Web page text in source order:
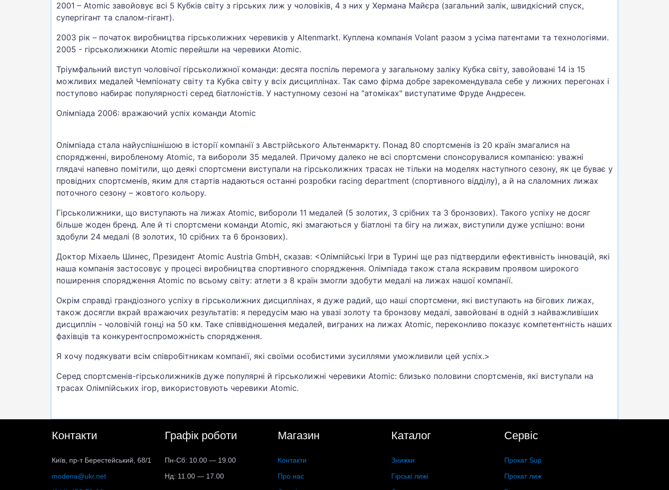
2001 – Atomic завойовує всі 5 Кубків світу з гірських лиж у чоловіків, 4 з них у Хермана Майєра (загальний залік, швидкісний спуск,
супергігант та слалом-гігант).
2003 рік – початок виробництва гірськолижних черевиків у Altenmarkt. Куплена компанія Volant разом з усіма патентами та технологіями.
2005 - гірськолижники Atomic перейшли на черевики Atomic.
Тріумфальний виступ чоловічої гірськолижної команди: десята поспіль перемога у загальному заліку Кубка світу, завойовані 14 із 15
можливих медалей Чемпіонату світу та Кубка світу у всіх дисциплінах. Так само фірма добре зарекомендувала себе у лижних перегонах і
поступово набирає популярності серед біатлоністів. У наступному сезоні на "атоміках" виступатиме Фруде Андресен.
Олімпіада 2006: вражаючий успіх команди Atomic
Олімпіада стала найуспішнішою в історії компанії з Австрійського Альтенмаркту. Понад 80 спортсменів із 20 країн змагалися на
спорядженні, виробленому Atomic, та вибороли 35 медалей. Причому далеко не всі спортсмени спонсорувалися компанією: уважні
глядачі напевно помітили, що деякі спортсмени виступали на гірськолижних трасах не тільки на моделях наступного сезону, як це буває у
провідних спортсменів, яким для стартів надаються останні розробки racing department (спортивного відділу), а й на слаломних лижах
поточного сезону – жовтого кольору.
Гірськолижники, що виступають на лижах Atomic, вибороли 11 медалей (5 золотих, 3 срібних та 3 бронзових). Такого успіху не досяг
більше жоден бренд. Але й ті спортсмени команди Atomic, які змагаються у біатлоні та бігу на лижах, виступили дуже успішно: вони
здобули 24 медалі (8 золотих, 10 срібних та 6 бронзових).
Доктор Міхаель Шинес, Президент Atomic Austria GmbH, сказав: <Олімпійські Ігри в Турині ще раз підтвердили ефективність інновацій, які
наша компанія застосовує у процесі виробництва спортивного спорядження. Олімпіада також стала яскравим проявом широкого
поширення спорядження Atomic по всьому світу: атлети з 8 країн змогли здобути медалі на лижах нашої компанії.
Окрім справді грандіозного успіху в гірськолижних дисциплінах, я дуже радий, що наші спортсмени, які виступають на бігових лижах,
також досягли вкрай вражаючих результатів: я передусім маю на увазі золоту та бронзову медалі, завойовані в одній з найважливіших
дисциплін - чоловічій гонці на 50 км. Таке співвідношення медалей, виграних на лижах Atomic, переконливо показує компетентність наших
фахівців та конкурентоспроможність спорядження.
Я хочу подякувати всім співробітникам компанії, які своїми особистими зусиллями уможливили цей успіх.>
Серед спортсменів-гірськолижників дуже популярні й гірськолижні черевики Atomic: близько половини спортсменів, які виступали на
трасах Олімпійських ігор, використовують черевики Atomic.
Контакти
Київ, пр-т Берестейський, 68/1
modena@ukr.net
Графік роботи
Пн-Сб: 10.00 — 19.00
Нд: 11.00 — 17.00
Магазин
Контакти
Про нас
Каталог
Знижки
Гірські лижі
Сервіс
Прокат Sup
Прокат лиж